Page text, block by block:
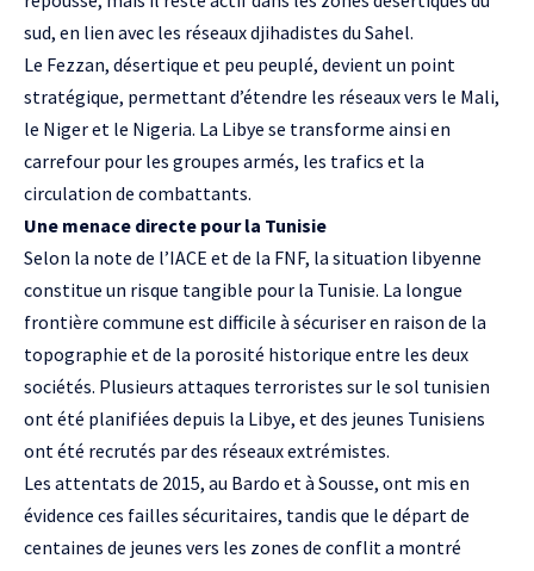
sud, en lien avec les réseaux djihadistes du Sahel.
Le Fezzan, désertique et peu peuplé, devient un point
stratégique, permettant d’étendre les réseaux vers le Mali,
le Niger et le Nigeria. La Libye se transforme ainsi en
carrefour pour les groupes armés, les trafics et la
circulation de combattants.
Une menace directe pour la Tunisie
Selon la note de l’IACE et de la FNF, la situation libyenne
constitue un risque tangible pour la Tunisie. La longue
frontière commune est difficile à sécuriser en raison de la
topographie et de la porosité historique entre les deux
sociétés. Plusieurs attaques terroristes sur le sol tunisien
ont été planifiées depuis la Libye, et des jeunes Tunisiens
ont été recrutés par des réseaux extrémistes.
Les attentats de 2015, au Bardo et à Sousse, ont mis en
évidence ces failles sécuritaires, tandis que le départ de
centaines de jeunes vers les zones de conflit a montré